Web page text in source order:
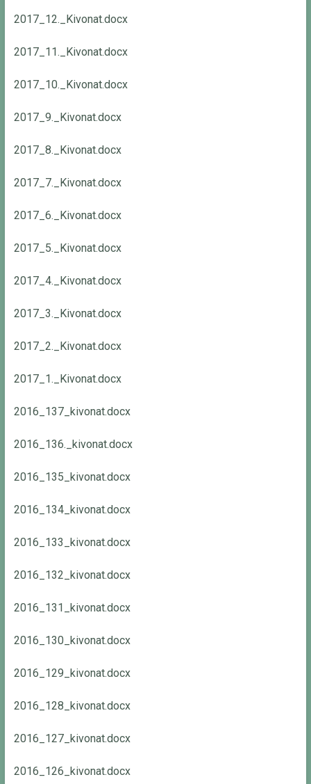
2017_12._Kivonat.docx
2017_11._Kivonat.docx
2017_10._Kivonat.docx
2017_9._Kivonat.docx
2017_8._Kivonat.docx
2017_7._Kivonat.docx
2017_6._Kivonat.docx
2017_5._Kivonat.docx
2017_4._Kivonat.docx
2017_3._Kivonat.docx
2017_2._Kivonat.docx
2017_1._Kivonat.docx
2016_137_kivonat.docx
2016_136._kivonat.docx
2016_135_kivonat.docx
2016_134_kivonat.docx
2016_133_kivonat.docx
2016_132_kivonat.docx
2016_131_kivonat.docx
2016_130_kivonat.docx
2016_129_kivonat.docx
2016_128_kivonat.docx
2016_127_kivonat.docx
2016_126_kivonat.docx